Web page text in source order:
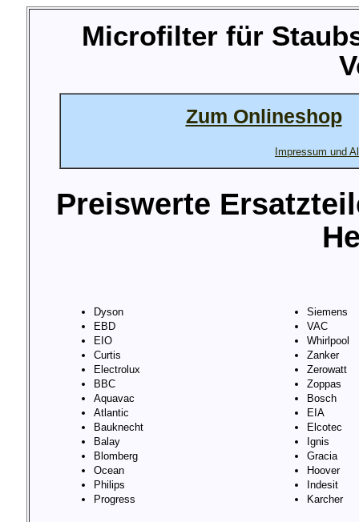
Microfilter für
Zum Onlineshop
Impressum und
Preiswerte
Dyson
EBD
EIO
Curtis
Electrolux
BBC
Aquavac
Atlantic
Bauknecht
Balay
Blomberg
Ocean
Philips
Progress
Siemens
VAC
Whirlpool
Zanker
Zerowatt
Zoppas
Bosch
EIA
Elcotec
Ignis
Gracia
Hoover
Indesit
Karcher